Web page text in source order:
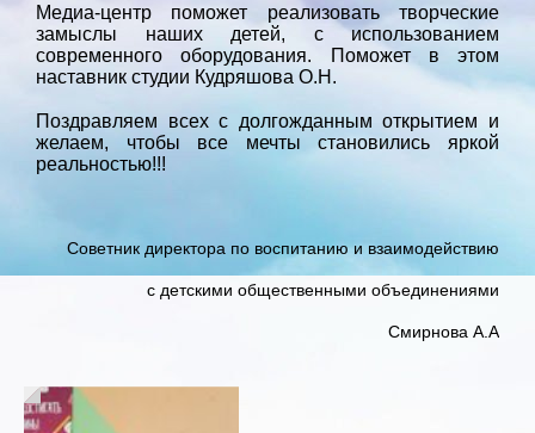
Медиа-центр поможет реализовать творческие
замыслы наших детей, с использованием
современного оборудования. Поможет в этом
наставник студии Кудряшова О.Н.
Поздравляем всех с долгожданным открытием и
желаем, чтобы все мечты становились яркой
реальностью!!!
Советник директора по воспитанию и взаимодействию
с детскими общественными объединениями
Смирнова А.А